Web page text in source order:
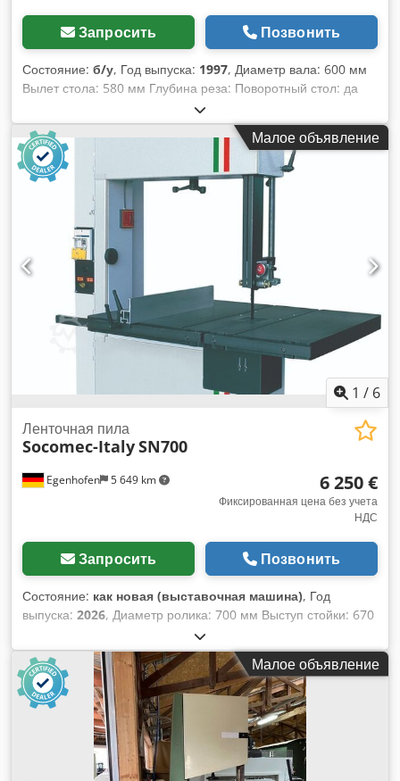
Запросить Позвонить
Состояние: б/у, Год выпуска: 1997, Диаметр вала: 600 мм
Вылет стола: 580 мм Глубина реза: Поворотный стол: да
Скорость подачи ленты: Мощность двигателя: 2,2 кВт
Тормоз двигателя: да / автоматический Dcjdpfxjzqyxfo
Alnek Подключение для отсоса стружки: 100 мм и 120 мм
Длина станка: 1150 мм Ширина станка: 850 мм Высота
станка: 2100 мм Вес: 200 кг
Малое объявление
1 / 6
Egenhofen 5 649 km
Ленточная пила
Socomec-ItalySN700
6 250 €
Фиксированная цена без учета
НДС
Запросить Позвонить
Состояние: как новая (выставочная машина), Год
выпуска: 2026, Диаметр ролика: 700 мм Выступ стойки: 670
мм Глубина резки: 430 мм Возможность наклона стола: да
от 0 до + 20 Размер стола: 700 x 930 мм Скорость ленты:
18 м/мин Мощность двигателя: 3 кВт / 400 В Dcsdpfx Ajhpl
Tqolnsk Тормоз двигателя: да / автоматический
Всасывающее соединение: 2 x 100 мм Длина машины:
1260 мм Ширина машины: 750 мм Высота машины: 2230
мм Вес: 420 кг
Малое объявление